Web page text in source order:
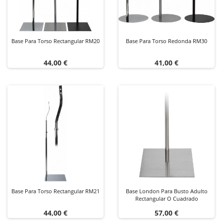
Base Para Torso Rectangular RM20
Precio
44,00 €
Base Para Torso Redonda RM30
Precio
41,00 €
Base Para Torso Rectangular RM21
Precio
44,00 €
Base London Para Busto Adulto
Rectangular O Cuadrado
Precio
57,00 €